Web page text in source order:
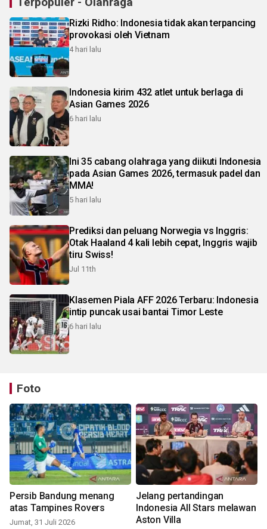
Rizki Ridho: Indonesia tidak akan terpancing
provokasi oleh Vietnam
4 hari lalu
Indonesia kirim 432 atlet untuk berlaga di
Asian Games 2026
6 hari lalu
Ini 35 cabang olahraga yang diikuti Indonesia
pada Asian Games 2026, termasuk padel dan
MMA!
5 hari lalu
Prediksi dan peluang Norwegia vs Inggris:
Otak Haaland 4 kali lebih cepat, Inggris wajib
tiru Swiss!
Jul 11th
Klasemen Piala AFF 2026 Terbaru: Indonesia
intip puncak usai bantai Timor Leste
6 hari lalu
Foto
Persib Bandung menang
atas Tampines Rovers
Jumat, 31 Juli 2026
Jelang pertandingan
Indonesia All Stars melawan
Aston Villa